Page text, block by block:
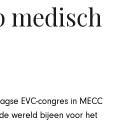
medisch
EVC-congres in MECC
wereld bijeen voor het